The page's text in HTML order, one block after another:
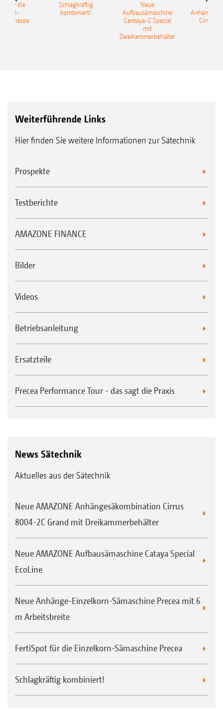
für die
Precea
Schlagkräftig
kombiniert!
Neue
Aufbausämaschine
Centaya-C Special
mit
Zweikammerbehälter
Cirrus
Weiterführende Links
Hier finden Sie weitere Informationen zur Sätechnik
Prospekte
Testberichte
AMAZONE FINANCE
Bilder
Videos
Betriebsanleitung
Ersatzteile
Precea Performance Tour - das sagt die Praxis
News Sätechnik
Aktuelles aus der Sätechnik
Neue AMAZONE Anhängesäkombination Cirrus
8004-2C Grand mit Dreikammerbehälter
Neue AMAZONE Aufbausämaschine Cataya Special
EcoLine
Neue Anhänge-Einzelkorn-Sämaschine Precea mit 6
m Arbeitsbreite
FertiSpot für die Einzelkorn-Sämaschine Precea
Schlagkräftig kombiniert!